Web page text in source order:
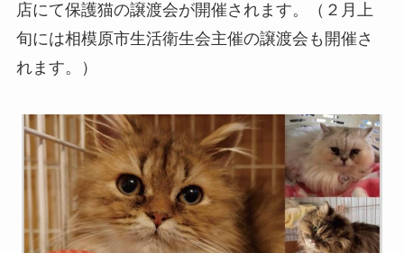
店にて保護猫の譲渡会が開催されます。（２月上
旬には相模原市生活衛生会主催の譲渡会も開催さ
れます。）